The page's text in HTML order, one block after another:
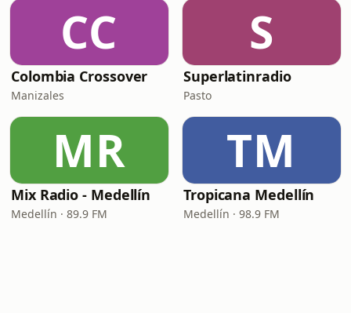
CC
Colombia Crossover
Manizales
S
Superlatinradio
Pasto
MR
Mix Radio - Medellín
Medellín · 89.9 FM
TM
Tropicana Medellín
Medellín · 98.9 FM